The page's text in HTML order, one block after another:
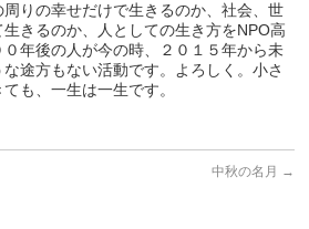
りの幸せだけで生きるのか、社会、世
きるのか、人としての生き方をNPO高
年後の人が今の時、２０１５年から未
途方もない活動です。よろしく。小さ
も、一生は一生です。
中秋の名月 →